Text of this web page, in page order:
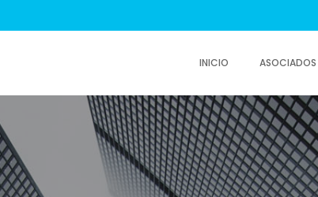
INICIO ASOCIADOS